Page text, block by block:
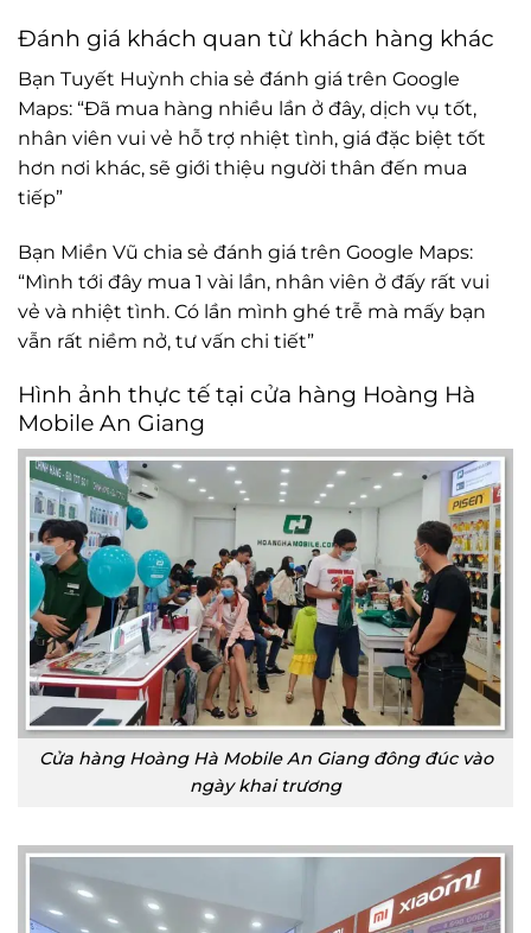
Đánh giá khách quan từ khách hàng khác
Bạn Tuyết Huỳnh chia sẻ đánh giá trên Google
Maps: “Đã mua hàng nhiều lần ở đây, dịch vụ tốt,
nhân viên vui vẻ hỗ trợ nhiệt tình, giá đặc biệt tốt
hơn nơi khác, sẽ giới thiệu người thân đến mua
tiếp”
Bạn Miền Vũ chia sẻ đánh giá trên Google Maps:
“Mình tới đây mua 1 vài lần, nhân viên ở đấy rất vui
vẻ và nhiệt tình. Có lần mình ghé trễ mà mấy bạn
vẫn rất niềm nở, tư vấn chi tiết”
Hình ảnh thực tế tại cửa hàng Hoàng Hà
Mobile An Giang
Cửa hàng Hoàng Hà Mobile An Giang đông đúc vào
ngày khai trương